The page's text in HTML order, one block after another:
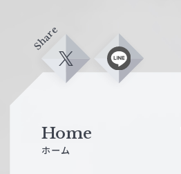
Share
X L
Home
ホーム